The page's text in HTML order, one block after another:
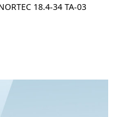
18.4-34 TA-03